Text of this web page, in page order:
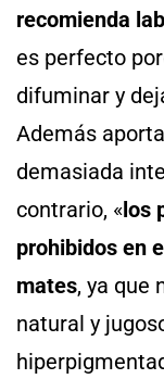
recomienda
es perfecto
difuminar y
Además
demasiada
contrario, «los
prohibidos en
mates, ya que
natural y